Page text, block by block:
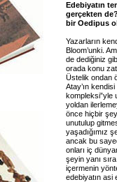
Edebiyatın
gerçekten
bir Oedipus
Yazarların
Bloom’unki.
de dediğiniz
orada konu
Üstelik ondan
Atay’ın
kompleksi”yle
yoldan
önce hiçbir
unutulup
yaşadığımız
ancak bu
onları iç
şeyin yanı
içermenin
edebiyatın asi